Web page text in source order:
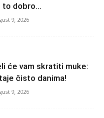
to dobro...
9, 2026
će vam skratiti muke:
čisto danima!
9, 2026